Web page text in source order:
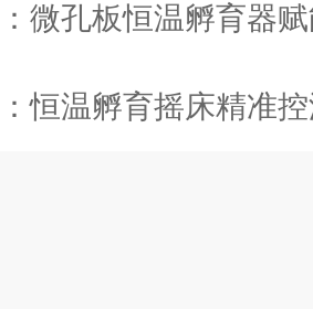
微孔板恒温孵育器赋
恒温孵育摇床精准控温